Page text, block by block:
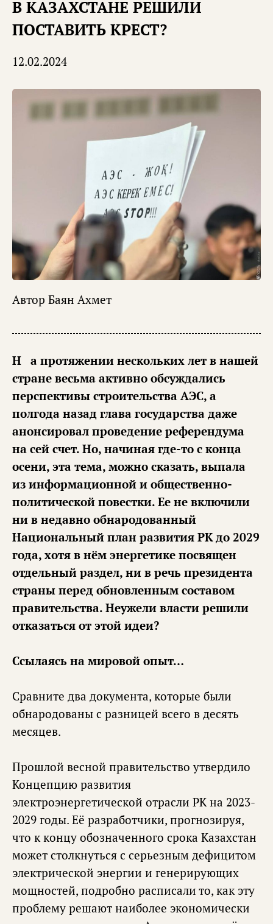
В КАЗАХСТАНЕ РЕШИЛИ
ПОСТАВИТЬ КРЕСТ?
12.02.2024
Автор Баян Ахмет
На протяжении нескольких лет в нашей
стране весьма активно обсуждались
перспективы строительства АЭС, а
полгода назад глава государства даже
анонсировал проведение референдума
на сей счет. Но, начиная где-то с конца
осени, эта тема, можно сказать, выпала
из информационной и общественно-
политической повестки. Ее не включили
ни в недавно обнародованный
Национальный план развития РК до 2029
года, хотя в нём энергетике посвящен
отдельный раздел, ни в речь президента
страны перед обновленным составом
правительства. Неужели власти решили
отказаться от этой идеи?
Ссылаясь на мировой опыт…
Сравните два документа, которые были
обнародованы с разницей всего в десять
месяцев.
Прошлой весной правительство утвердило
Концепцию развития
электроэнергетической отрасли РК на 2023-
2029 годы. Её разработчики, прогнозируя,
что к концу обозначенного срока Казахстан
может столкнуться с серьезным дефицитом
электрической энергии и генерирующих
мощностей, подробно расписали то, как эту
проблему решают наиболее экономически